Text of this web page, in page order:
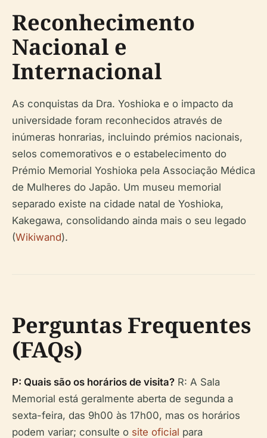
Reconhecimento
Nacional e
Internacional
As conquistas da Dra. Yoshioka e o impacto da
universidade foram reconhecidos através de
inúmeras honrarias, incluindo prémios nacionais,
selos comemorativos e o estabelecimento do
Prémio Memorial Yoshioka pela Associação Médica
de Mulheres do Japão. Um museu memorial
separado existe na cidade natal de Yoshioka,
Kakegawa, consolidando ainda mais o seu legado
(Wikiwand).
Perguntas Frequentes
(FAQs)
P: Quais são os horários de visita? R: A Sala
Memorial está geralmente aberta de segunda a
sexta-feira, das 9h00 às 17h00, mas os horários
podem variar; consulte o site oficial para